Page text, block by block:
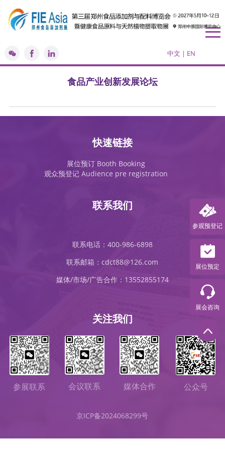
中文 | EN
食品产业创新发展论坛
快速链接
展位预订 Booth Booking
观众预登记 Audience pre registration
联系我们
联系电话：400-986-6898
联系邮箱：cdct88@126.com
媒体/市场/广告合作：13552855174
关注我们
参展联系 会议联系 媒体合作 公众号
京ICP备2024068299号
参观预登记
展位预定
展会咨询